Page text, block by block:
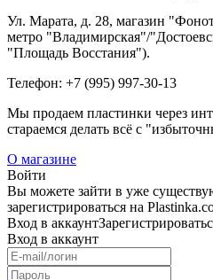
Ул. Марата, д. 28, магазин
метро "Владимирская"/
"Площадь Восстания").
Телефон: +7 (995) 997-30-13
Мы продаем пластинки через
стараемся делать всё с
О магазине
Войти
Вы можете зайти в уже
зарегистрироваться на
Вход в аккаунт
Вход в аккаунт